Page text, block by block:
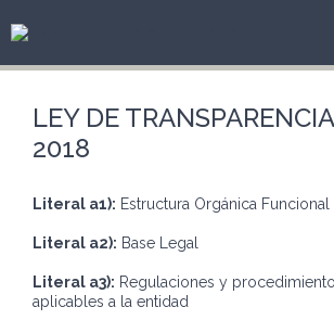
LEY DE
2018
Literal a1): Estructura Orgánica Funcional
Literal a2): Base Legal
Literal a3): Regulaciones y
aplicables a la entidad